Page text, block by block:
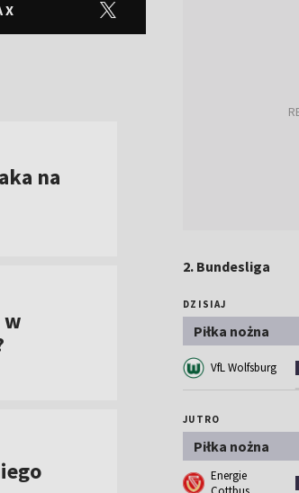
X
na
2. Bundesliga
DZISIAJ
Piłka nożna
VfL Wolfsburg
JUTRO
Piłka nożna
Energie